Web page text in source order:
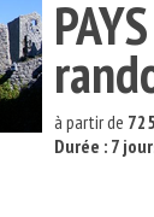
à partir de
Durée : 7